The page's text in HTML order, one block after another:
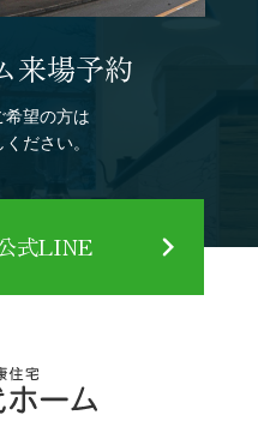
来場予約
希望の方は
ださい。
式LINE